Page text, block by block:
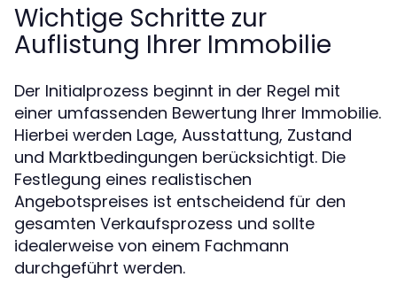
Wichtige Schritte zur
Auflistung Ihrer Immobilie
Der Initialprozess beginnt in der Regel mit
einer umfassenden Bewertung Ihrer Immobilie.
Hierbei werden Lage, Ausstattung, Zustand
und Marktbedingungen berücksichtigt. Die
Festlegung eines realistischen
Angebotspreises ist entscheidend für den
gesamten Verkaufsprozess und sollte
idealerweise von einem Fachmann
durchgeführt werden.